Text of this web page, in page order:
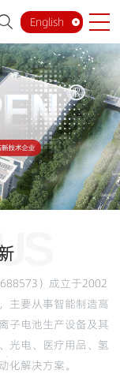
English
） 成立于2002
主要从事智能制造高
子电池生产设备及其
光电、医疗用品、氢
化解决方案。